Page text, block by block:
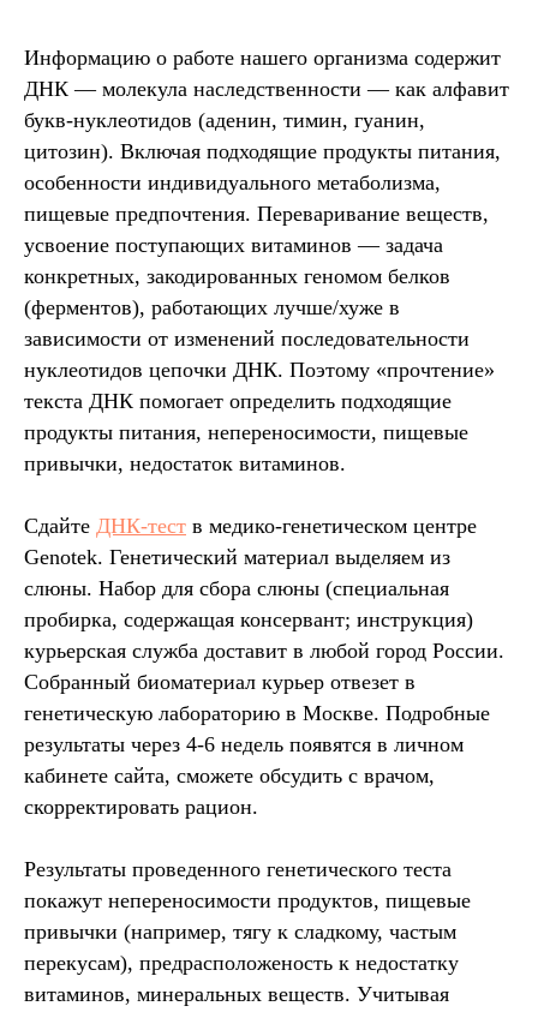
Информацию о работе нашего организма содержит
ДНК — молекула наследственности — как алфавит
букв-нуклеотидов (аденин, тимин, гуанин,
цитозин). Включая подходящие продукты питания,
особенности индивидуального метаболизма,
пищевые предпочтения. Переваривание веществ,
усвоение поступающих витаминов ― задача
конкретных, закодированных геномом белков
(ферментов), работающих лучше/хуже в
зависимости от изменений последовательности
нуклеотидов цепочки ДНК. Поэтому «прочтение»
текста ДНК помогает определить подходящие
продукты питания, непереносимости, пищевые
привычки, недостаток витаминов.
Сдайте ДНК-тест в медико-генетическом центре
Genotek. Генетический материал выделяем из
слюны. Набор для сбора слюны (специальная
пробирка, содержащая консервант; инструкция)
курьерская служба доставит в любой город России.
Собранный биоматериал курьер отвезет в
генетическую лабораторию в Москве. Подробные
результаты через 4-6 недель появятся в личном
кабинете сайта, сможете обсудить с врачом,
скорректировать рацион.
Результаты проведенного генетического теста
покажут непереносимости продуктов, пищевые
привычки (например, тягу к сладкому, частым
перекусам), предрасположеность к недостатку
витаминов, минеральных веществ. Учитывая